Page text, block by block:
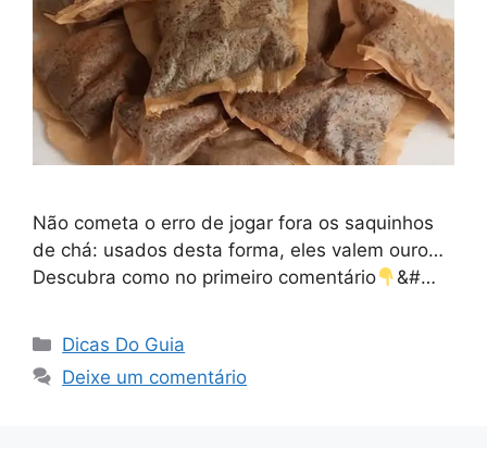
Não cometa o erro de jogar fora os saquinhos
de chá: usados desta forma, eles valem ouro…
Descubra como no primeiro comentário
&#…
Categorias
Dicas Do Guia
Deixe um comentário